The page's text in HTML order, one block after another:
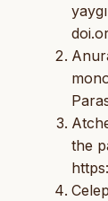
the